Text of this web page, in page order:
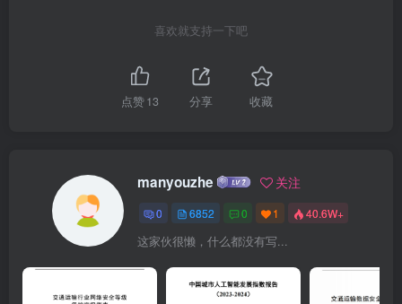
高限价最高限价：详见投标人须知表下方分“包详细信息表”计量单位中
华人民共和国法定计量单位组织集合时间：2023年8月4日9点30分
（北京时间）现场考察、开标地点：辽宁省大数据管理中心（辽宁省
喜欢就支持一下吧
点赞13 分享 收藏
manyouzhe 关注
0 6852 0 1 40.6W+
这家伙很懒，什么都没有写...